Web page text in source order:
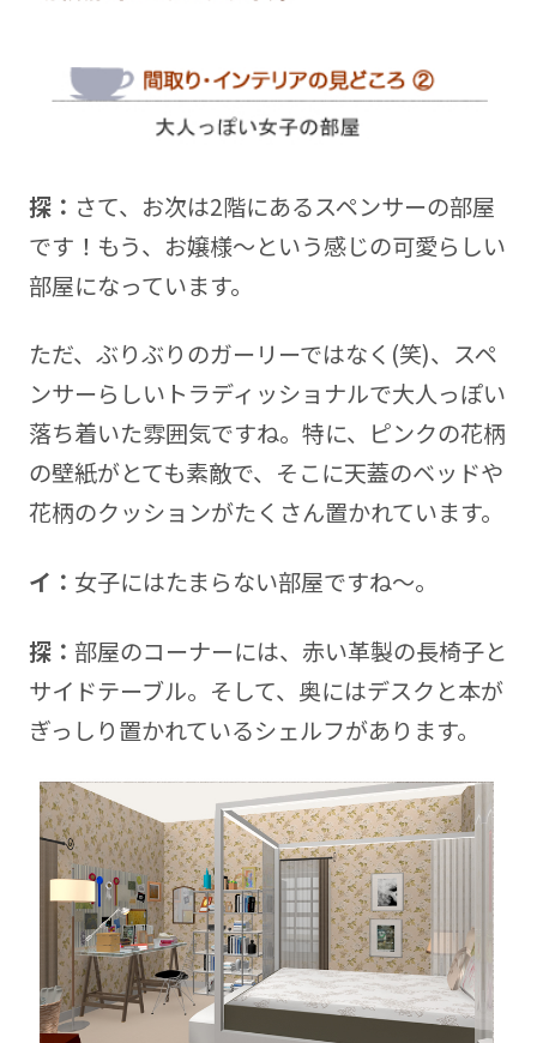
探： さて、お次は2階にあるスペンサーの部屋
です！もう、お嬢様～という感じの可愛らしい
部屋になっています。
ただ、ぶりぶりのガーリーではなく(笑)、スペ
ンサーらしいトラディッショナルで大人っぽい
落ち着いた雰囲気ですね。特に、ピンクの花柄
の壁紙がとても素敵で、そこに天蓋のベッドや
花柄のクッションがたくさん置かれています。
イ： 女子にはたまらない部屋ですね～。
探： 部屋のコーナーには、赤い革製の長椅子と
サイドテーブル。そして、奥にはデスクと本が
ぎっしり置かれているシェルフがあります。